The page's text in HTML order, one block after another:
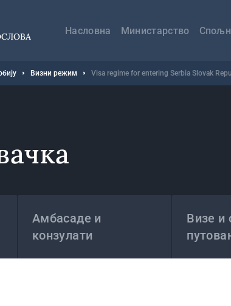
навигација
Насловна Министарство
Визни режим Visa regime for entering Serbia Slovak
Амбасаде и
конзулати
Визе и